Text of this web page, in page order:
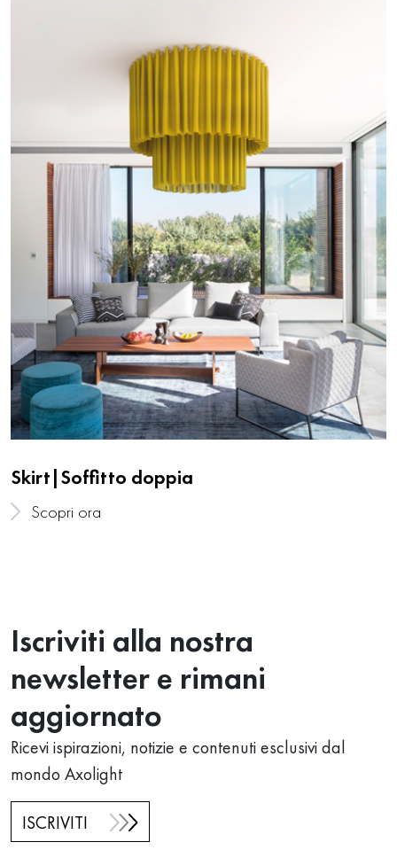
Skirt|Soffitto doppia
Scopri ora
Iscriviti alla nostra
newsletter e rimani
aggiornato
Ricevi ispirazioni, notizie e contenuti esclusivi dal
mondo Axolight
ISCRIVITI